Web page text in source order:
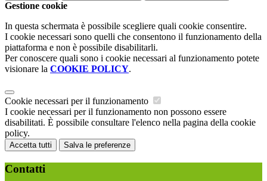
Gestione cookie
In questa schermata è possibile scegliere quali cookie consentire.
I cookie necessari sono quelli che consentono il funzionamento della
piattaforma e non è possibile disabilitarli.
Per conoscere quali sono i cookie necessari al funzionamento potete
visionare la COOKIE POLICY.
Cookie necessari per il funzionamento
I cookie necessari per il funzionamento non possono essere
disabilitati. È possibile consultare l'elenco nella pagina della cookie
policy.
Accetta tutti Salva le preferenze
Contatti